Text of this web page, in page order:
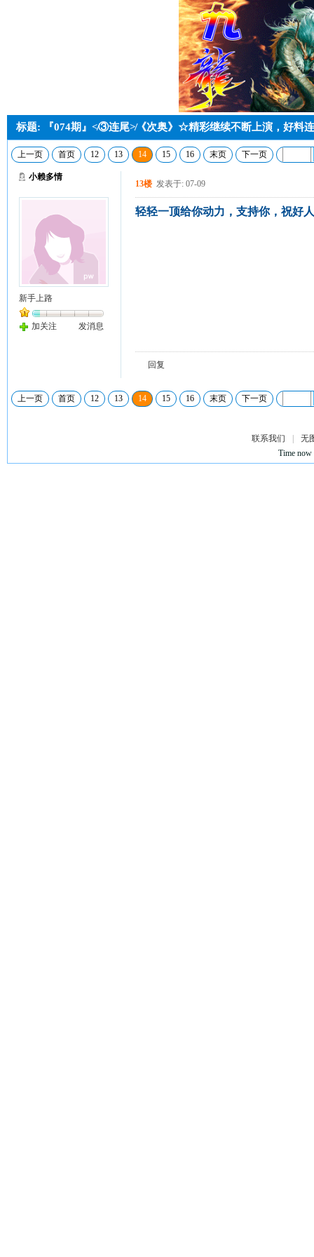
标题: 『074期』≮③连尾≯《次奥》☆精彩继续不断上演，好料
上一页 首页 12 13 14 15 16 末页 下一页
小赖多情
新手上路
加关注 发消息
13楼 发表于: 07-09
轻轻一顶给你动力，支持你，祝好
回复
上一页 首页 12 13 14 15 16 末页 下一页
联系我们
无
Time now